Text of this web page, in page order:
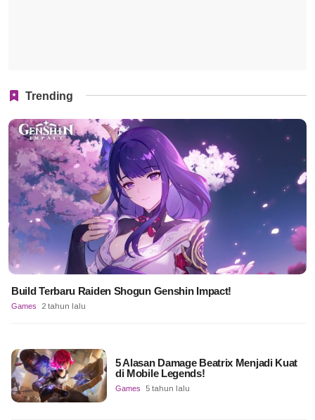
Trending
Build Terbaru Raiden Shogun Genshin Impact!
Games 2 tahun lalu
5 Alasan Damage Beatrix Menjadi Kuat
di Mobile Legends!
Games 5 tahun lalu